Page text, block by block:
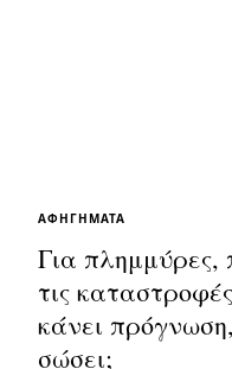
ΑΦΗΓΉΜΑΤΑ
Για πλημμύρες,
τις
κάνει
σώσει;